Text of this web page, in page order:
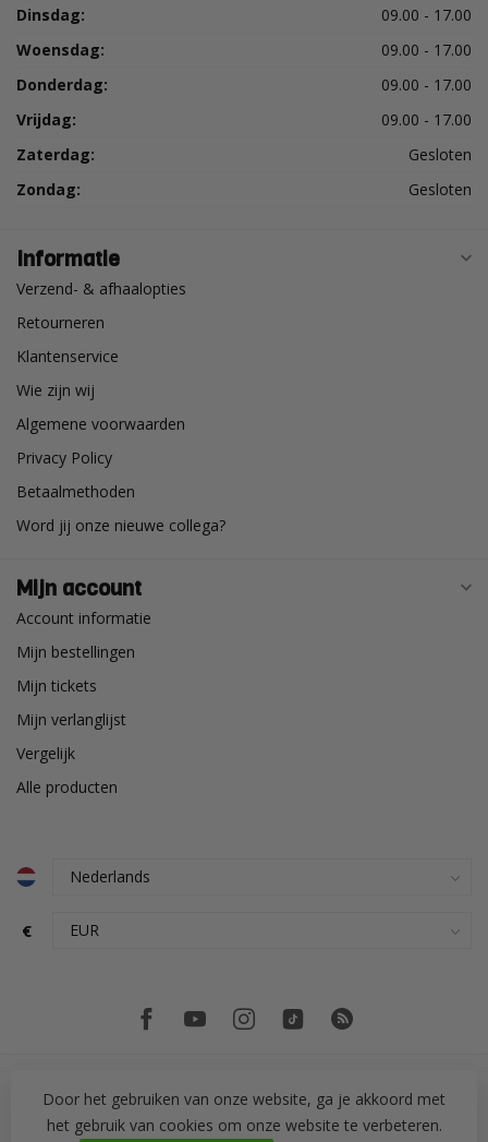
Dinsdag:
09.00 - 17.00
Woensdag:
09.00 - 17.00
Donderdag:
09.00 - 17.00
Vrijdag:
09.00 - 17.00
Zaterdag:
Gesloten
Zondag:
Gesloten
Informatie
Verzend- & afhaalopties
Retourneren
Klantenservice
Wie zijn wij
Algemene voorwaarden
Privacy Policy
Betaalmethoden
Word jij onze nieuwe collega?
Mijn account
Account informatie
Mijn bestellingen
Mijn tickets
Mijn verlanglijst
Vergelijk
Alle producten
€
Door het gebruiken van onze website, ga je akkoord met
het gebruik van cookies om onze website te verbeteren.